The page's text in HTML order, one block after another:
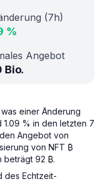
(7h)
%
Angebot
Bio.
einer Änderung
% in den letzten 7
Angebot von
von NFT ₿
beträgt 92 ₿.
des Echtzeit-